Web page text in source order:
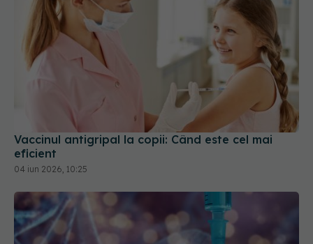
Vaccinul antigripal la copii: Când este cel mai
04 iun 2026, 10:25